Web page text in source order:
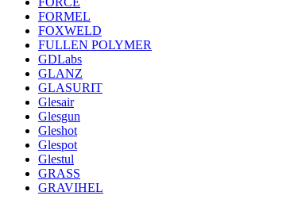
FORMEL
FOXWELD
FULLEN POLYMER
GDLabs
GLANZ
GLASURIT
Glesair
Glesgun
Gleshot
Glespot
Glestul
GRASS
GRAVIHEL